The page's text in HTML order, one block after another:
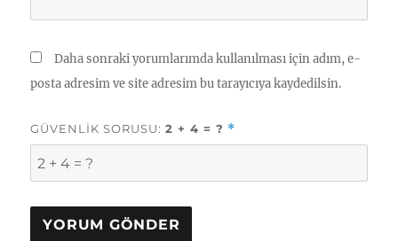
Daha sonraki yorumlarımda kullanılması için adım, e-
posta adresim ve site adresim bu tarayıcıya kaydedilsin.
GÜVENLIK SORUSU:2 + 4 = ? *